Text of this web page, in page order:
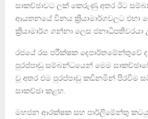
සාකච්ඡාවට ලක් කෙරුණු අතර ඊට
ආයතනයේ විනය ක්‍රියාමාර්ගවලට එහා
ක්‍රියාමාර්ග ගන්නා ලෙස ජනාධිපතිවරයා
රජයේ රස පරීක්ෂක දෙපාර්තමේන්තුවේ
පුරප්පාඩු සම්බන්ධයෙන් මෙම
වූ අතර එම පුරප්පාඩු කඩිනමින් පිරවීම
සාකච්ඡා කළහ.
මහජන ආරක්ෂක සහ පාර්ලිමේන්තු